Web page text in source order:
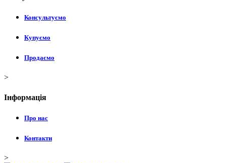
Консультуємо
Купуємо
Продаємо
>
Інформація
Про нас
Контакти
>